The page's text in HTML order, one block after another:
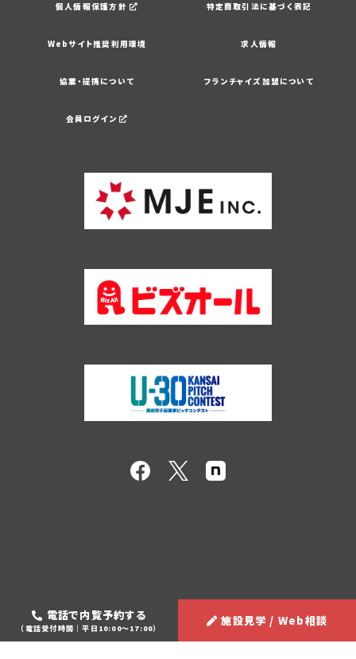
個人情報保護方針 特定商取引法に基づく表記
Webサイト推奨利用環境 求人情報
協業・提携について フランチャイズ加盟について
会員ログイン
電話で内覧予約する
（電話受付時間｜平日10:00～17:00）
施設見学 / Web相談